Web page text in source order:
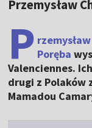
Przemysław
P Poręba
Valenciennes.
drugi z Polaków
Mamadou